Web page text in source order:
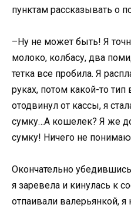
пунктам рассказывать о
–Ну не может быть! Я
молоко, колбасу, два
тетка все пробила. Я
руках, потом какой-то
отодвинул от кассы, я
сумку…А кошелек? Я же
сумку! Ничего не
Окончательно
я заревела и кинулась к
отпаивали валерьянкой,